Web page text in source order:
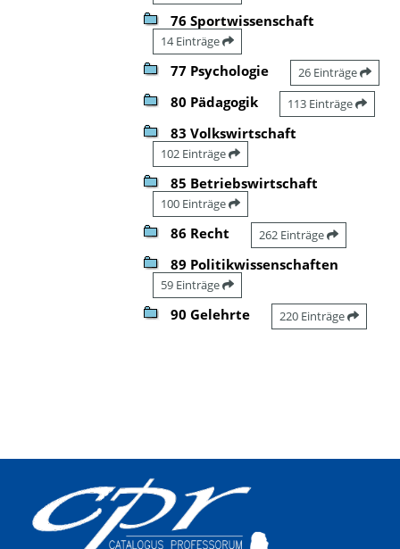
76 Sportwissenschaft
14 Einträge
77 Psychologie 26 Einträge
80 Pädagogik 113 Einträge
83 Volkswirtschaft
102 Einträge
85 Betriebswirtschaft
100 Einträge
86 Recht 262 Einträge
89 Politikwissenschaften
59 Einträge
90 Gelehrte 220 Einträge